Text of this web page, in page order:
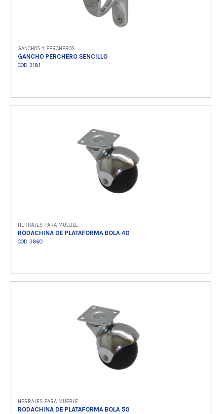
GANCHOS Y PERCHEROS
GANCHO PERCHERO SENCILLO
COD 3181
HERRAJES PARA MUEBLE
RODACHINA DE PLATAFORMA BOLA 40
COD 3860
HERRAJES PARA MUEBLE
RODACHINA DE PLATAFORMA BOLA 50